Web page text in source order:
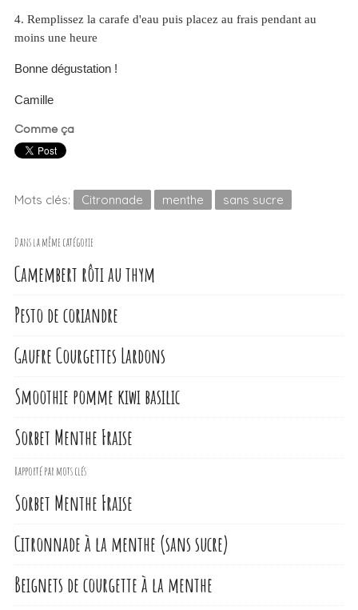
4. Remplissez la carafe d'eau puis placez au frais pendant au
moins une heure
Bonne dégustation !
Camille
Comme ça
Mots clés: Citronnade menthe sans sucre
Dans la même catégorie
Camembert rôti au thym
Pesto de coriandre
Gaufre Courgettes Lardons
Smoothie pomme kiwi basilic
Sorbet Menthe Fraise
Rapporté par mots clés
Sorbet Menthe Fraise
Citronnade à la menthe (sans sucre)
Beignets de courgette à la menthe